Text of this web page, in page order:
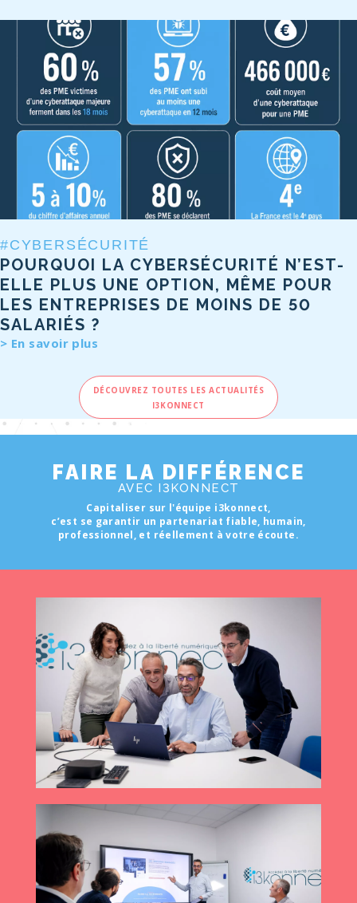
#CYBERSÉCURITÉ
POURQUOI LA CYBERSÉCURITÉ N’EST-
ELLE PLUS UNE OPTION, MÊME POUR
LES ENTREPRISES DE MOINS DE 50
SALARIÉS ?
En savoir plus
DÉCOUVREZ TOUTES LES ACTUALITÉS
I3KONNECT
FAIRE LA DIFFÉRENCE
AVEC I3KONNECT
Capitaliser sur l'équipe i3konnect,
c’est se garantir un partenariat fiable, humain,
professionnel, et réellement à votre écoute.